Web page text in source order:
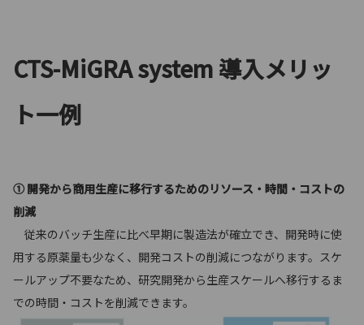
CTS-MiGRA system 導入メリッ
ト一例
① 開発から商用生産に移行するためのリソース・時間・コストの
削減
従来のバッチ生産に比べ早期に製造法が確立でき、開発時に使
用する原薬量も少なく、開発コストの削減につながります。スケ
ールアップ不要なため、研究開発から生産スケールへ移行するま
での時間・コストを削減できます。